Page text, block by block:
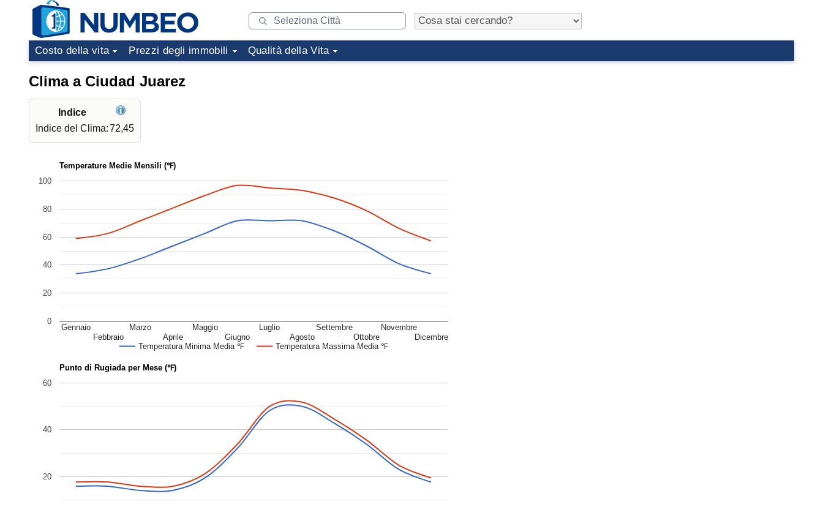
Costo della vita Prezzi degli immobili Qualità della Vita
Clima a Ciudad Juarez
Indice
Indice del Clima:72,45
Temperature Medie Mensili (℉)
Temperatura Minima Media ℉ Temperatura Massima Media ℉
Gennaio
Febbraio
Marzo
Aprile
Maggio
Giugno
Luglio
Agosto
Settembre
Ottobre
Novembre
Dicembre
0
20
40
60
80
100
Punto di Rugiada per Mese (℉)
20
40
60